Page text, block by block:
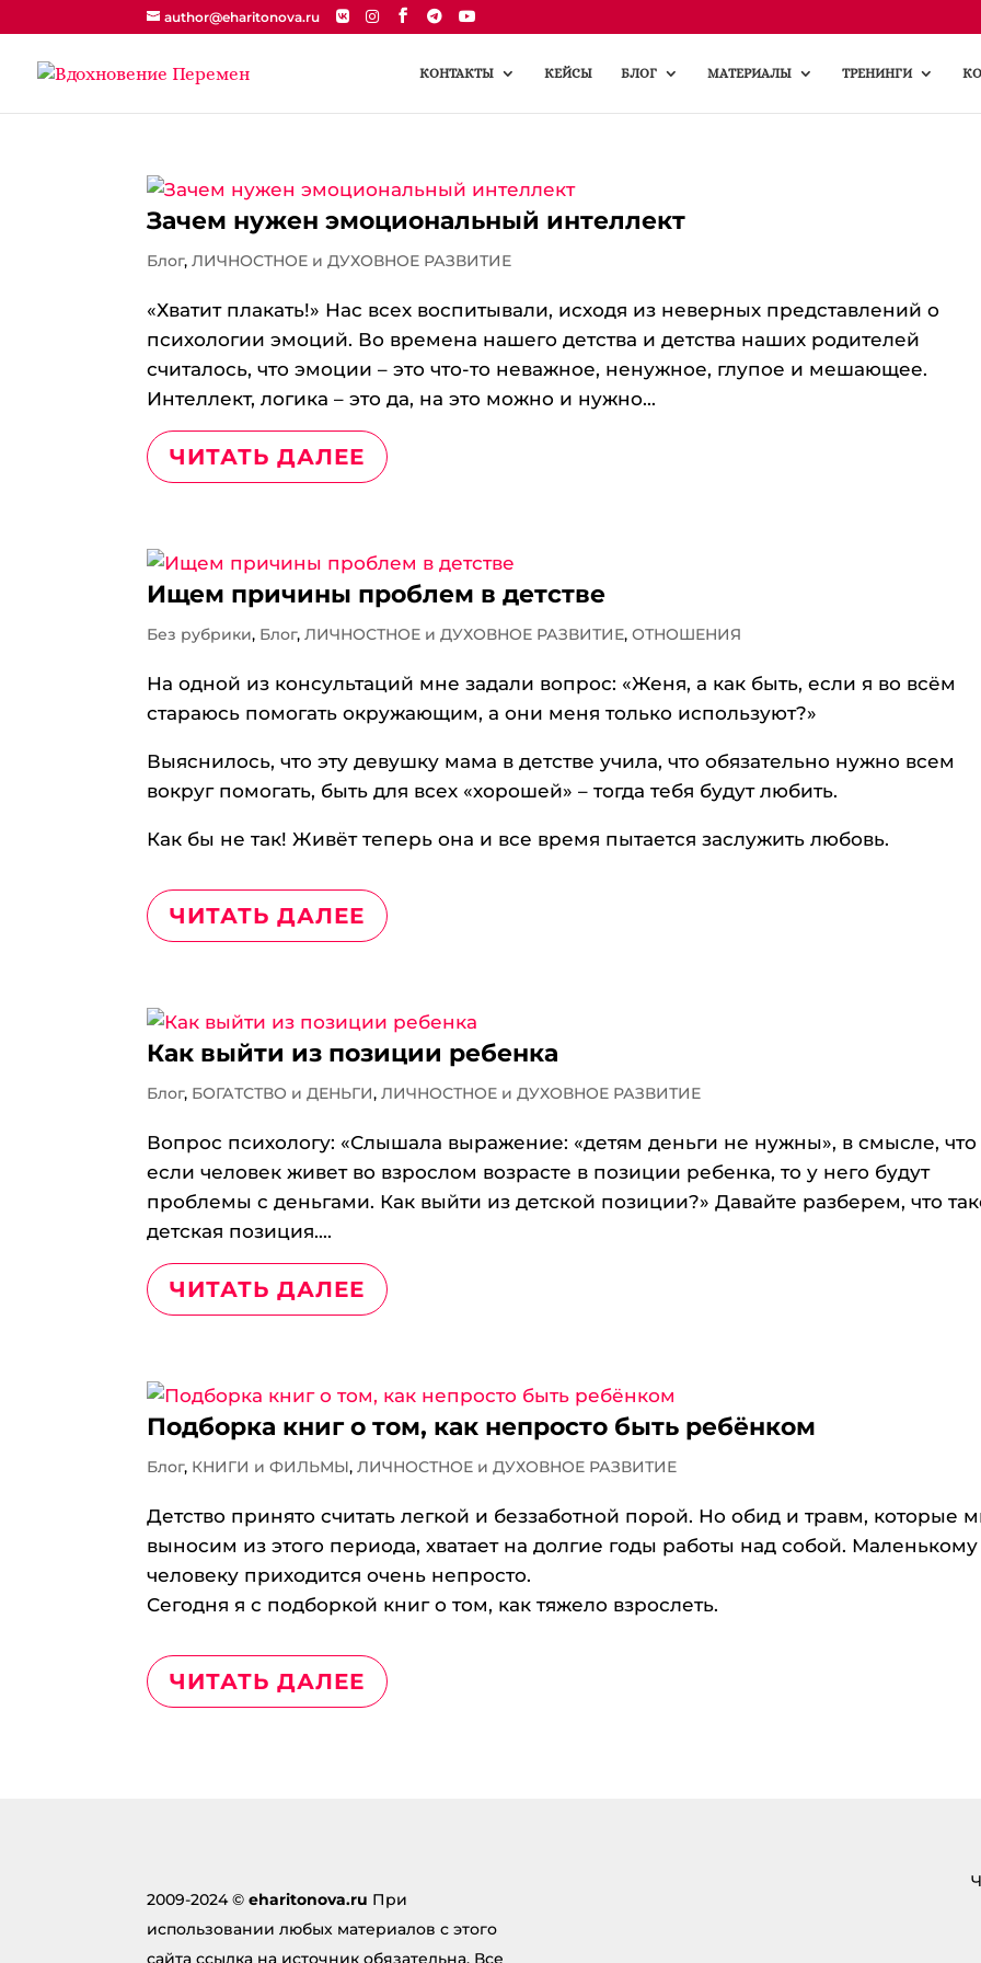
author@eharitonova.ru
КОНТАКТЫ КЕЙСЫ БЛОГ МАТЕРИАЛЫ ТРЕНИНГИ
Зачем нужен эмоциональный интеллект
Блог,ЛИЧНОСТНОЕ и ДУХОВНОЕ РАЗВИТИЕ
«Хватит плакать!» Нас всех воспитывали, исходя из неверных представлений о
психологии эмоций. Во времена нашего детства и детства наших родителей
считалось, что эмоции – это что-то неважное, ненужное, глупое и мешающее.
Интеллект, логика – это да, на это можно и нужно...
ЧИТАТЬ ДАЛЕЕ
Ищем причины проблем в детстве
Без рубрики, Блог,ЛИЧНОСТНОЕ и ДУХОВНОЕ РАЗВИТИЕ,ОТНОШЕНИЯ
На одной из консультаций мне задали вопрос: «Женя, а как быть, если я во всём
стараюсь помогать окружающим, а они меня только используют?»
Выяснилось, что эту девушку мама в детстве учила, что обязательно нужно всем
вокруг помогать, быть для всех «хорошей» – тогда тебя будут любить.
Как бы не так! Живёт теперь она и все время пытается заслужить любовь.
ЧИТАТЬ ДАЛЕЕ
Как выйти из позиции ребенка
Блог, БОГАТСТВО и ДЕНЬГИ,ЛИЧНОСТНОЕ и ДУХОВНОЕ РАЗВИТИЕ
Вопрос психологу: «Слышала выражение: «детям деньги не нужны», в смысле, что
если человек живет во взрослом возрасте в позиции ребенка, то у него будут
проблемы с деньгами. Как выйти из детской позиции?» Давайте разберем, что
детская позиция....
ЧИТАТЬ ДАЛЕЕ
Подборка книг о том, как непросто быть ребёнком
Блог, КНИГИ и ФИЛЬМЫ,ЛИЧНОСТНОЕ и ДУХОВНОЕ РАЗВИТИЕ
Детство принято считать легкой и беззаботной порой. Но обид и травм, которые
выносим из этого периода, хватает на долгие годы работы над собой. Маленькому
человеку приходится очень непросто.
Сегодня я с подборкой книг о том, как тяжело взрослеть.
ЧИТАТЬ ДАЛЕЕ
2009-2024 ©eharitonova.ru При
использовании любых материалов с этого
сайта ссылка на источник обязательна. Все